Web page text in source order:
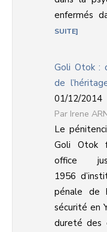
enfermés
SUITE
Goli Otok :
de
01/12/2014
Irene
Le
Goli Otok
office
1956
pénale de
sécurité en
dureté des